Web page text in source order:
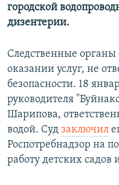
городской
дизентерии.
Следственные органы
оказании услуг, не
безопасности. 18
руководителя
Шарипова,
водой. Суд заключил
Роспотребнадзор на
работу детских садов